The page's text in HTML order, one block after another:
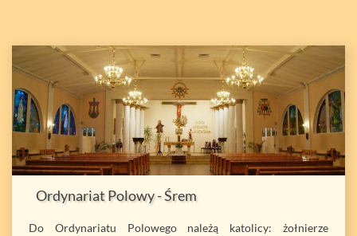
Ordynariat Polowy - Śrem
Do Ordynariatu Polowego należą katolicy: żołnierze